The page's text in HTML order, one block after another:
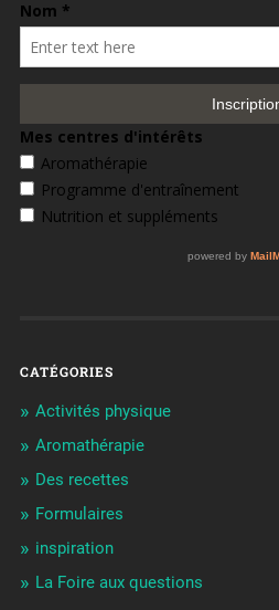
CATÉGORIES
Activités physique
Aromathérapie
Des recettes
Formulaires
inspiration
La Foire aux questions